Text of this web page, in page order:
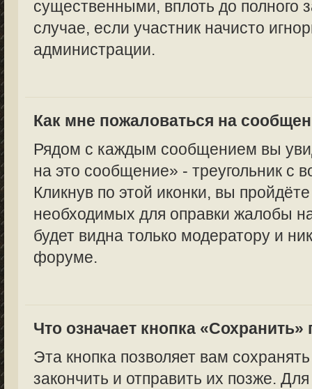
существенными, вплоть до полного
случае, если участник начисто
администрации.
Как мне пожаловаться на
Рядом с каждым сообщением вы
на это сообщение» - треугольник с
Кликнув по этой иконки, вы
необходимых для оправки жалобы
будет видна только модератору и
форуме.
Что означает кнопка
Эта кнопка позволяет вам
закончить и отправить их позже.